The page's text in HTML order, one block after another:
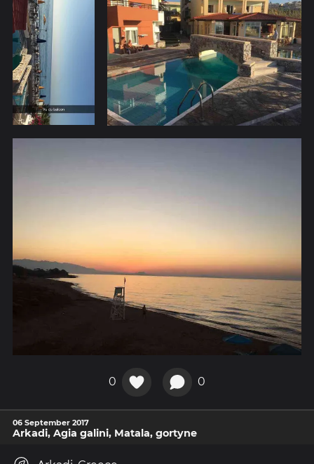
0 0
06 September 2017
Arkadi, Agia galini, Matala, gortyne